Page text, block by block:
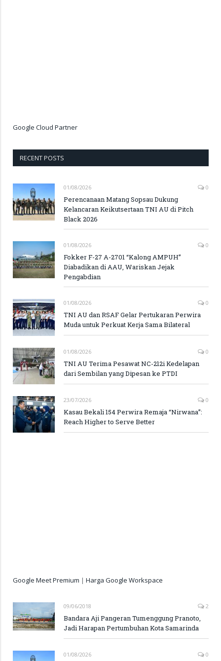
Google Cloud Partner
RECENT POSTS
01/08/2026 0
Perencanaan Matang Sopsau Dukung
Kelancaran Keikutsertaan TNI AU di Pitch
Black 2026
01/08/2026 0
Fokker F-27 A-2701 “Kalong AMPUH”
Diabadikan di AAU, Wariskan Jejak
Pengabdian
01/08/2026 0
TNI AU dan RSAF Gelar Pertukaran Perwira
Muda untuk Perkuat Kerja Sama Bilateral
01/08/2026 0
TNI AU Terima Pesawat NC-212i Kedelapan
dari Sembilan yang Dipesan ke PTDI
23/07/2026 0
Kasau Bekali 154 Perwira Remaja “Nirwana”:
Reach Higher to Serve Better
Google Meet Premium | Harga Google Workspace
09/06/2018 2
Bandara Aji Pangeran Tumenggung Pranoto,
Jadi Harapan Pertumbuhan Kota Samarinda
01/08/2026 0